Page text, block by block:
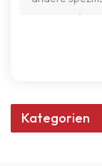
Kategorien